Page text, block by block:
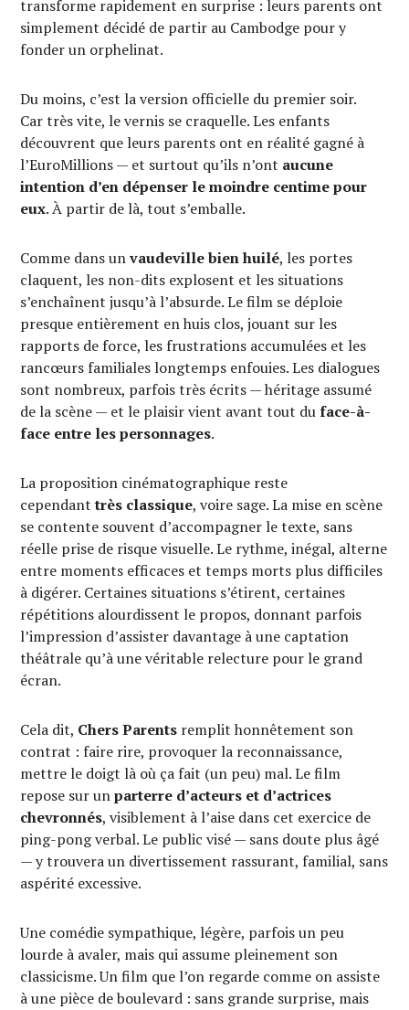
transforme rapidement en surprise : leurs parents ont
simplement décidé de partir au Cambodge pour y
fonder un orphelinat.
Du moins, c’est la version officielle du premier soir.
Car très vite, le vernis se craquelle. Les enfants
découvrent que leurs parents ont en réalité gagné à
l’EuroMillions — et surtout qu’ils n’ont aucune
intention d’en dépenser le moindre centime pour
eux. À partir de là, tout s’emballe.
Comme dans unvaudeville bien huilé, les portes
claquent, les non-dits explosent et les situations
s’enchaînent jusqu’à l’absurde. Le film se déploie
presque entièrement en huis clos, jouant sur les
rapports de force, les frustrations accumulées et les
rancœurs familiales longtemps enfouies. Les dialogues
sont nombreux, parfois très écrits — héritage assumé
de la scène — et le plaisir vient avant tout duface-à-
face entre les personnages.
La proposition cinématographique reste
cependanttrès classique, voire sage. La mise en scène
se contente souvent d’accompagner le texte, sans
réelle prise de risque visuelle. Le rythme, inégal, alterne
entre moments efficaces et temps morts plus difficiles
à digérer. Certaines situations s’étirent, certaines
répétitions alourdissent le propos, donnant parfois
l’impression d’assister davantage à une captation
théâtrale qu’à une véritable relecture pour le grand
écran.
Cela dit, Chers Parents remplit honnêtement son
contrat : faire rire, provoquer la reconnaissance,
mettre le doigt là où ça fait (un peu) mal. Le film
repose sur unparterre d’acteurs et d’actrices
chevronnés, visiblement à l’aise dans cet exercice de
ping-pong verbal. Le public visé — sans doute plus âgé
— y trouvera un divertissement rassurant, familial, sans
aspérité excessive.
Une comédie sympathique, légère, parfois un peu
lourde à avaler, mais qui assume pleinement son
classicisme. Un film que l’on regarde comme on assiste
à une pièce de boulevard : sans grande surprise, mais